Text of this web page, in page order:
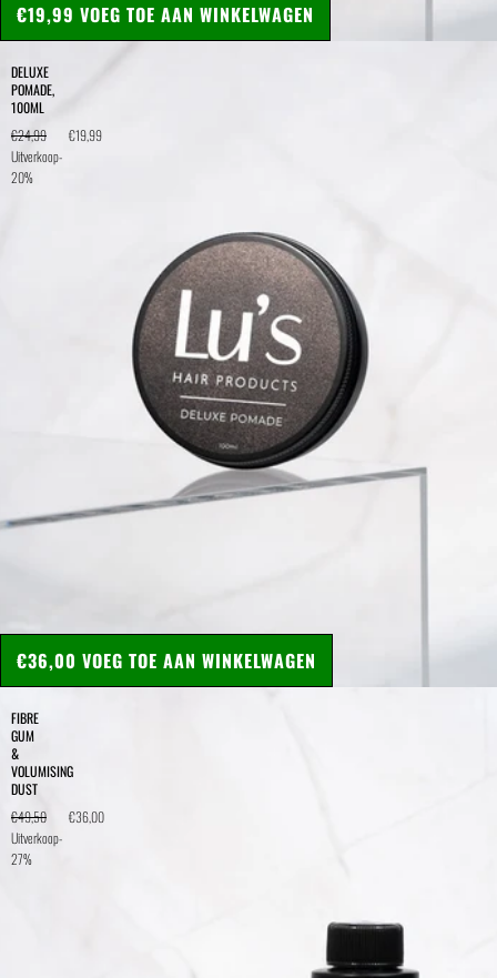
DELUXE
POMADE,
100ML
€24,99
€19,99
Uitverkoop-
20%
€19,99 VOEG TOE AAN WINKELWAGEN
FIBRE
GUM
&
VOLUMISING
DUST
€49,50
€36,00
Uitverkoop-
27%
€36,00 VOEG TOE AAN WINKELWAGEN